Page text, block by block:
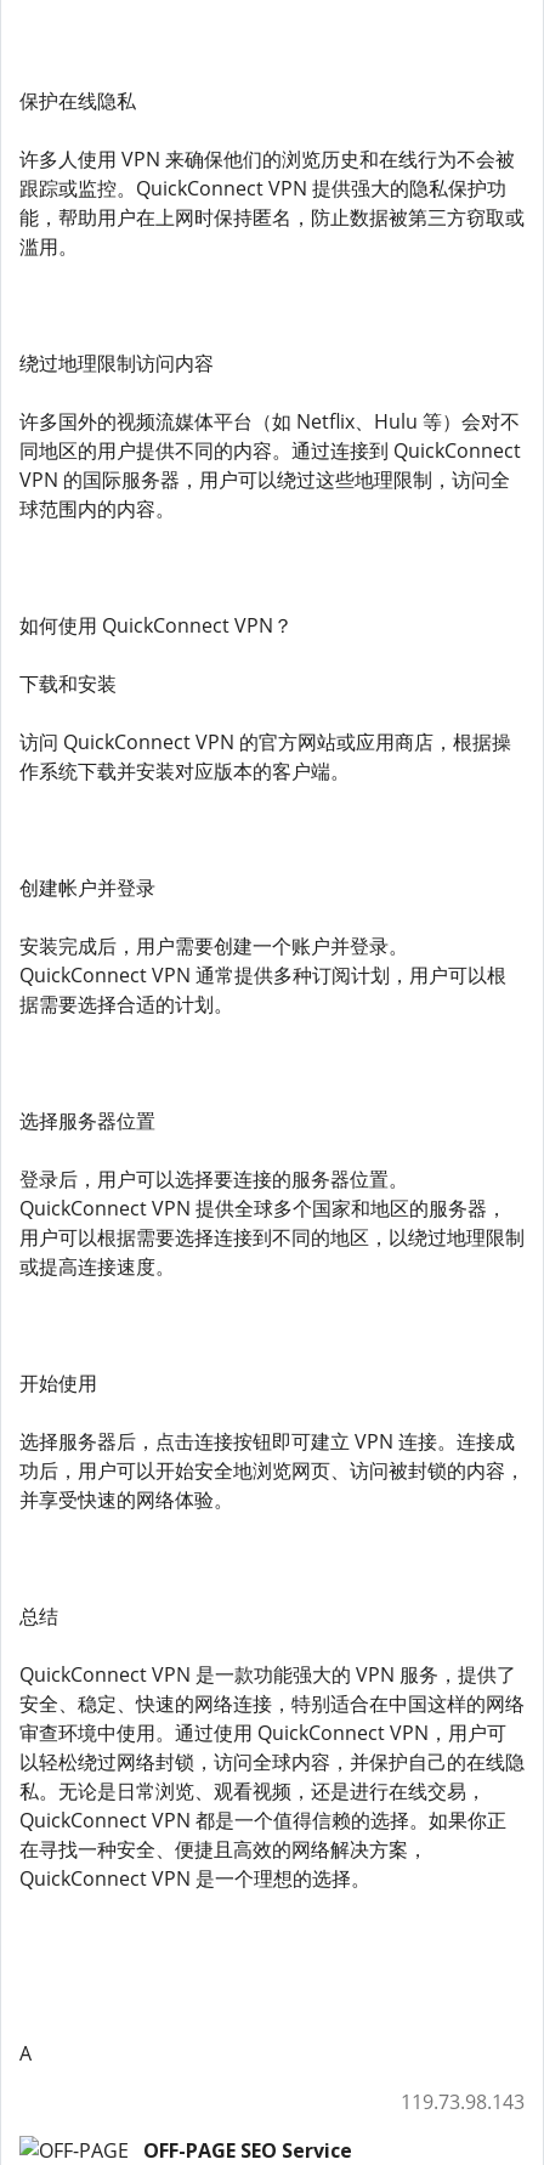
保护在线隐私
许多人使用 VPN 来确保他们的浏览历史和在线行为不会被
跟踪或监控。QuickConnect VPN 提供强大的隐私保护功
能，帮助用户在上网时保持匿名，防止数据被第三方窃取或
滥用。
绕过地理限制访问内容
许多国外的视频流媒体平台（如 Netflix、Hulu 等）会对不
同地区的用户提供不同的内容。通过连接到 QuickConnect
VPN 的国际服务器，用户可以绕过这些地理限制，访问全
球范围内的内容。
如何使用 QuickConnect VPN？
下载和安装
访问 QuickConnect VPN 的官方网站或应用商店，根据操
作系统下载并安装对应版本的客户端。
创建帐户并登录
安装完成后，用户需要创建一个账户并登录。
QuickConnect VPN 通常提供多种订阅计划，用户可以根
据需要选择合适的计划。
选择服务器位置
登录后，用户可以选择要连接的服务器位置。
QuickConnect VPN 提供全球多个国家和地区的服务器，
用户可以根据需要选择连接到不同的地区，以绕过地理限制
或提高连接速度。
开始使用
选择服务器后，点击连接按钮即可建立 VPN 连接。连接成
功后，用户可以开始安全地浏览网页、访问被封锁的内容，
并享受快速的网络体验。
总结
QuickConnect VPN 是一款功能强大的 VPN 服务，提供了
安全、稳定、快速的网络连接，特别适合在中国这样的网络
审查环境中使用。通过使用 QuickConnect VPN，用户可
以轻松绕过网络封锁，访问全球内容，并保护自己的在线隐
私。无论是日常浏览、观看视频，还是进行在线交易，
QuickConnect VPN 都是一个值得信赖的选择。如果你正
在寻找一种安全、便捷且高效的网络解决方案，
QuickConnect VPN 是一个理想的选择。
A
119.73.98.143
OFF-PAGE SEO Service